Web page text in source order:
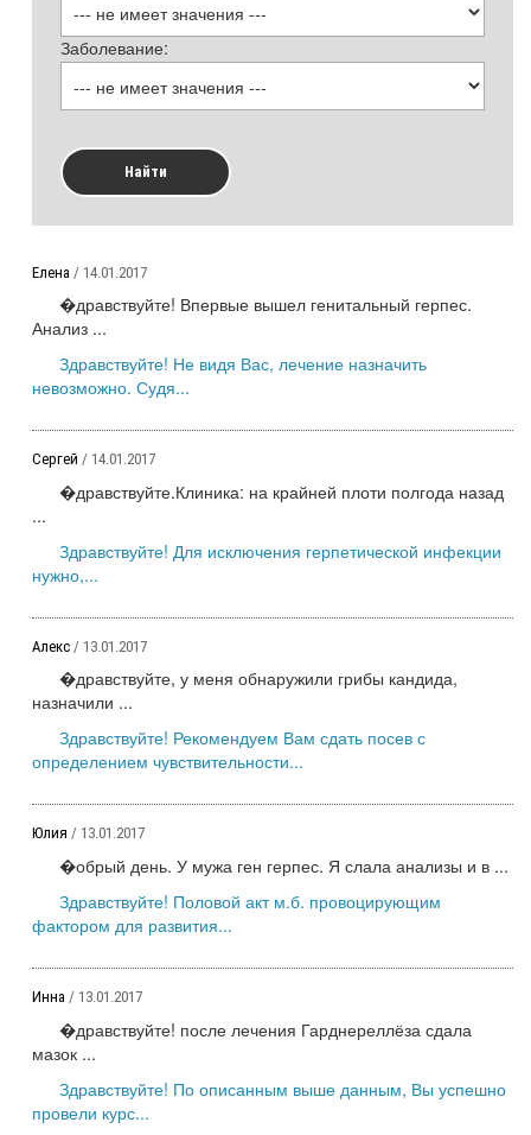
Заболевание:
Найти
Елена / 14.01.2017
�дравствуйте! Впервые вышел генитальный герпес.
Анализ ...
Здравствуйте! Не видя Вас, лечение назначить
невозможно. Судя...
Сергей / 14.01.2017
�дравствуйте.Клиника: на крайней плоти полгода назад
...
Здравствуйте! Для исключения герпетической инфекции
нужно,...
Алекс / 13.01.2017
�дравствуйте, у меня обнаружили грибы кандида,
назначили ...
Здравствуйте! Рекомендуем Вам сдать посев с
определением чувствительности...
Юлия / 13.01.2017
�обрый день. У мужа ген герпес. Я слала анализы и в ...
Здравствуйте! Половой акт м.б. провоцирующим
фактором для развития...
Инна / 13.01.2017
�дравствуйте! после лечения Гарднереллёза сдала
мазок ...
Здравствуйте! По описанным выше данным, Вы успешно
провели курс...